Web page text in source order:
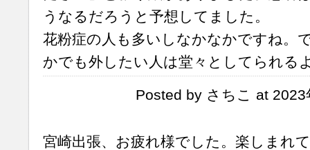
うなるだろうと予想してました。
花粉症の人も多いしなかなかですね。
かでも外したい人は堂々としてられる
Posted by さちこ at
宮崎出張、お疲れ様でした。楽しまれ